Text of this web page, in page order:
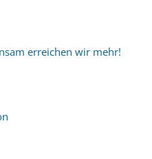
erreichen wir mehr!